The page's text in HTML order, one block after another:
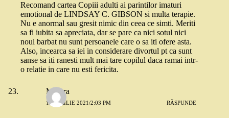
Recomand cartea Copiii adulti ai parintilor imaturi
emotional de LINDSAY C. GIBSON si multa terapie.
Nu e anormal sau gresit nimic din ceea ce simti. Meriti
sa fi iubita sa apreciata, dar se pare ca nici sotul nici
noul barbat nu sunt persoanele care o sa iti ofere asta.
Also, incearca sa iei in considerare divortul pt ca sunt
sanse sa iti ranesti mult mai tare copilul daca ramai intr-
o relatie in care nu esti fericita.
Morera
13 APRILIE 2021/2:03 PM RĂSPUNDE